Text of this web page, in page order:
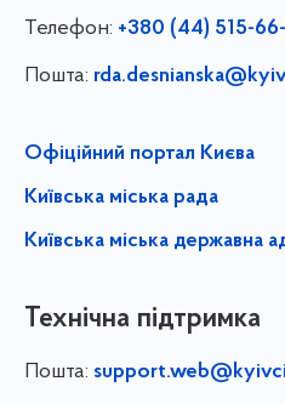
Телефон: +380 (44) 515-
Пошта:
Офіційний портал Києва
Київська міська рада
Київська міська державна
Технічна підтримка
Пошта: